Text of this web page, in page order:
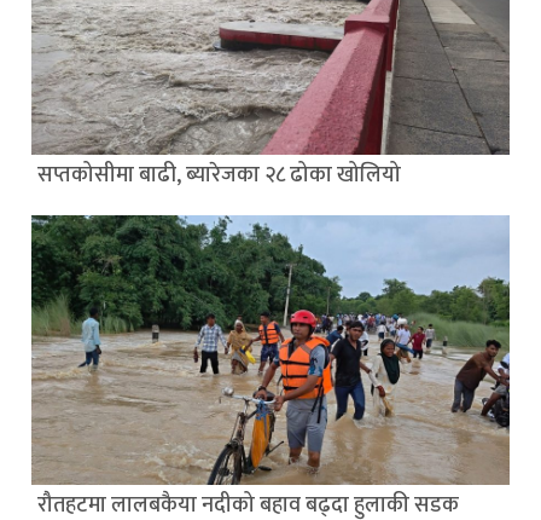
सप्तकोसीमा बाढी, ब्यारेजका २८ ढोका खोलियो
रौतहटमा लालबकैया नदीको बहाव बढ्दा हुलाकी सडक